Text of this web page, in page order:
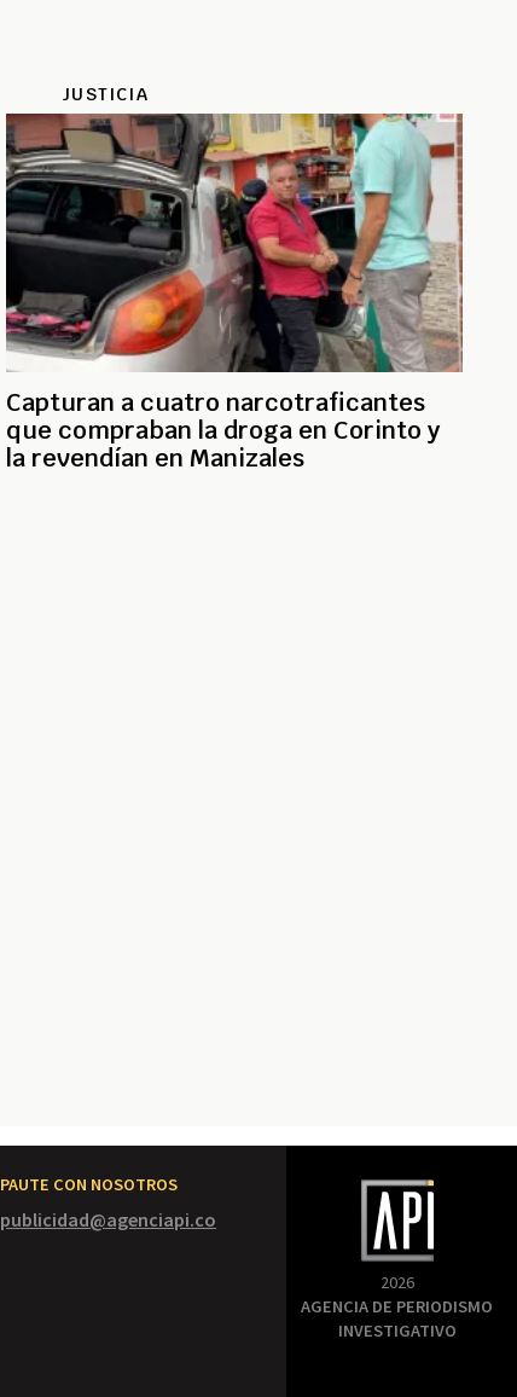
JUSTICIA
Capturan a cuatro narcotraficantes
que compraban la droga en Corinto y
la revendían en Manizales
PAUTE CON NOSOTROS
publicidad@agenciapi.co
2026
AGENCIA DE PERIODISMO
INVESTIGATIVO